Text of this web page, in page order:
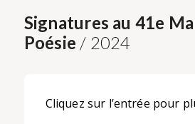
Signatures au 41e
Poésie / 2024
Cliquez sur l’entrée pour